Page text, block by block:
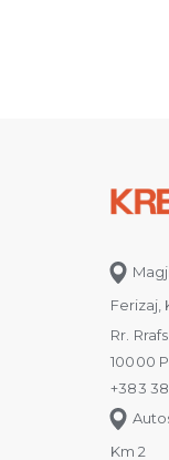
Ferizaj,
Rr.
10000
+383
Km 2